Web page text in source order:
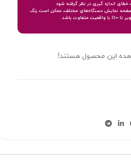
صفحه نمایش دستگاه‌های مختلف، ممکن است رنگ
باشد.
این محصول هستند!